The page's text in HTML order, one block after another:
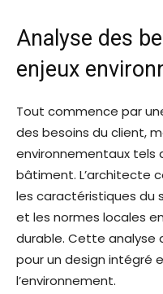
Analyse des
enjeux
Tout commence par
des besoins du client,
environnementaux tels
bâtiment. L’architecte
les caractéristiques du
et les normes locales
durable. Cette analyse
pour un design intégré
l’environnement.